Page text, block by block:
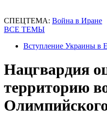
СПЕЦТЕМА: Война в Иране
ВСЕ ТЕМЫ
Вступление Украины в
Нацгвардия
территорию